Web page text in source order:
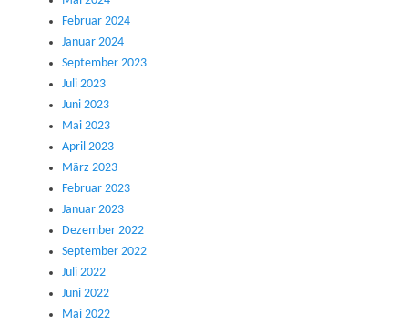
Februar 2024
Januar 2024
September 2023
Juli 2023
Juni 2023
Mai 2023
April 2023
März 2023
Februar 2023
Januar 2023
Dezember 2022
September 2022
Juli 2022
Juni 2022
Mai 2022